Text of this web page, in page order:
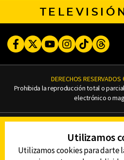
TELEVISIÓN
FacebookTwitterYoutubeInstagram
TikTok
DERECHOS
Prohibida la reproducción total o
electrónico o
AVISO DE
DEFENSORÍA DE LAS
Utilizamos
Utilizamos cookies para darte